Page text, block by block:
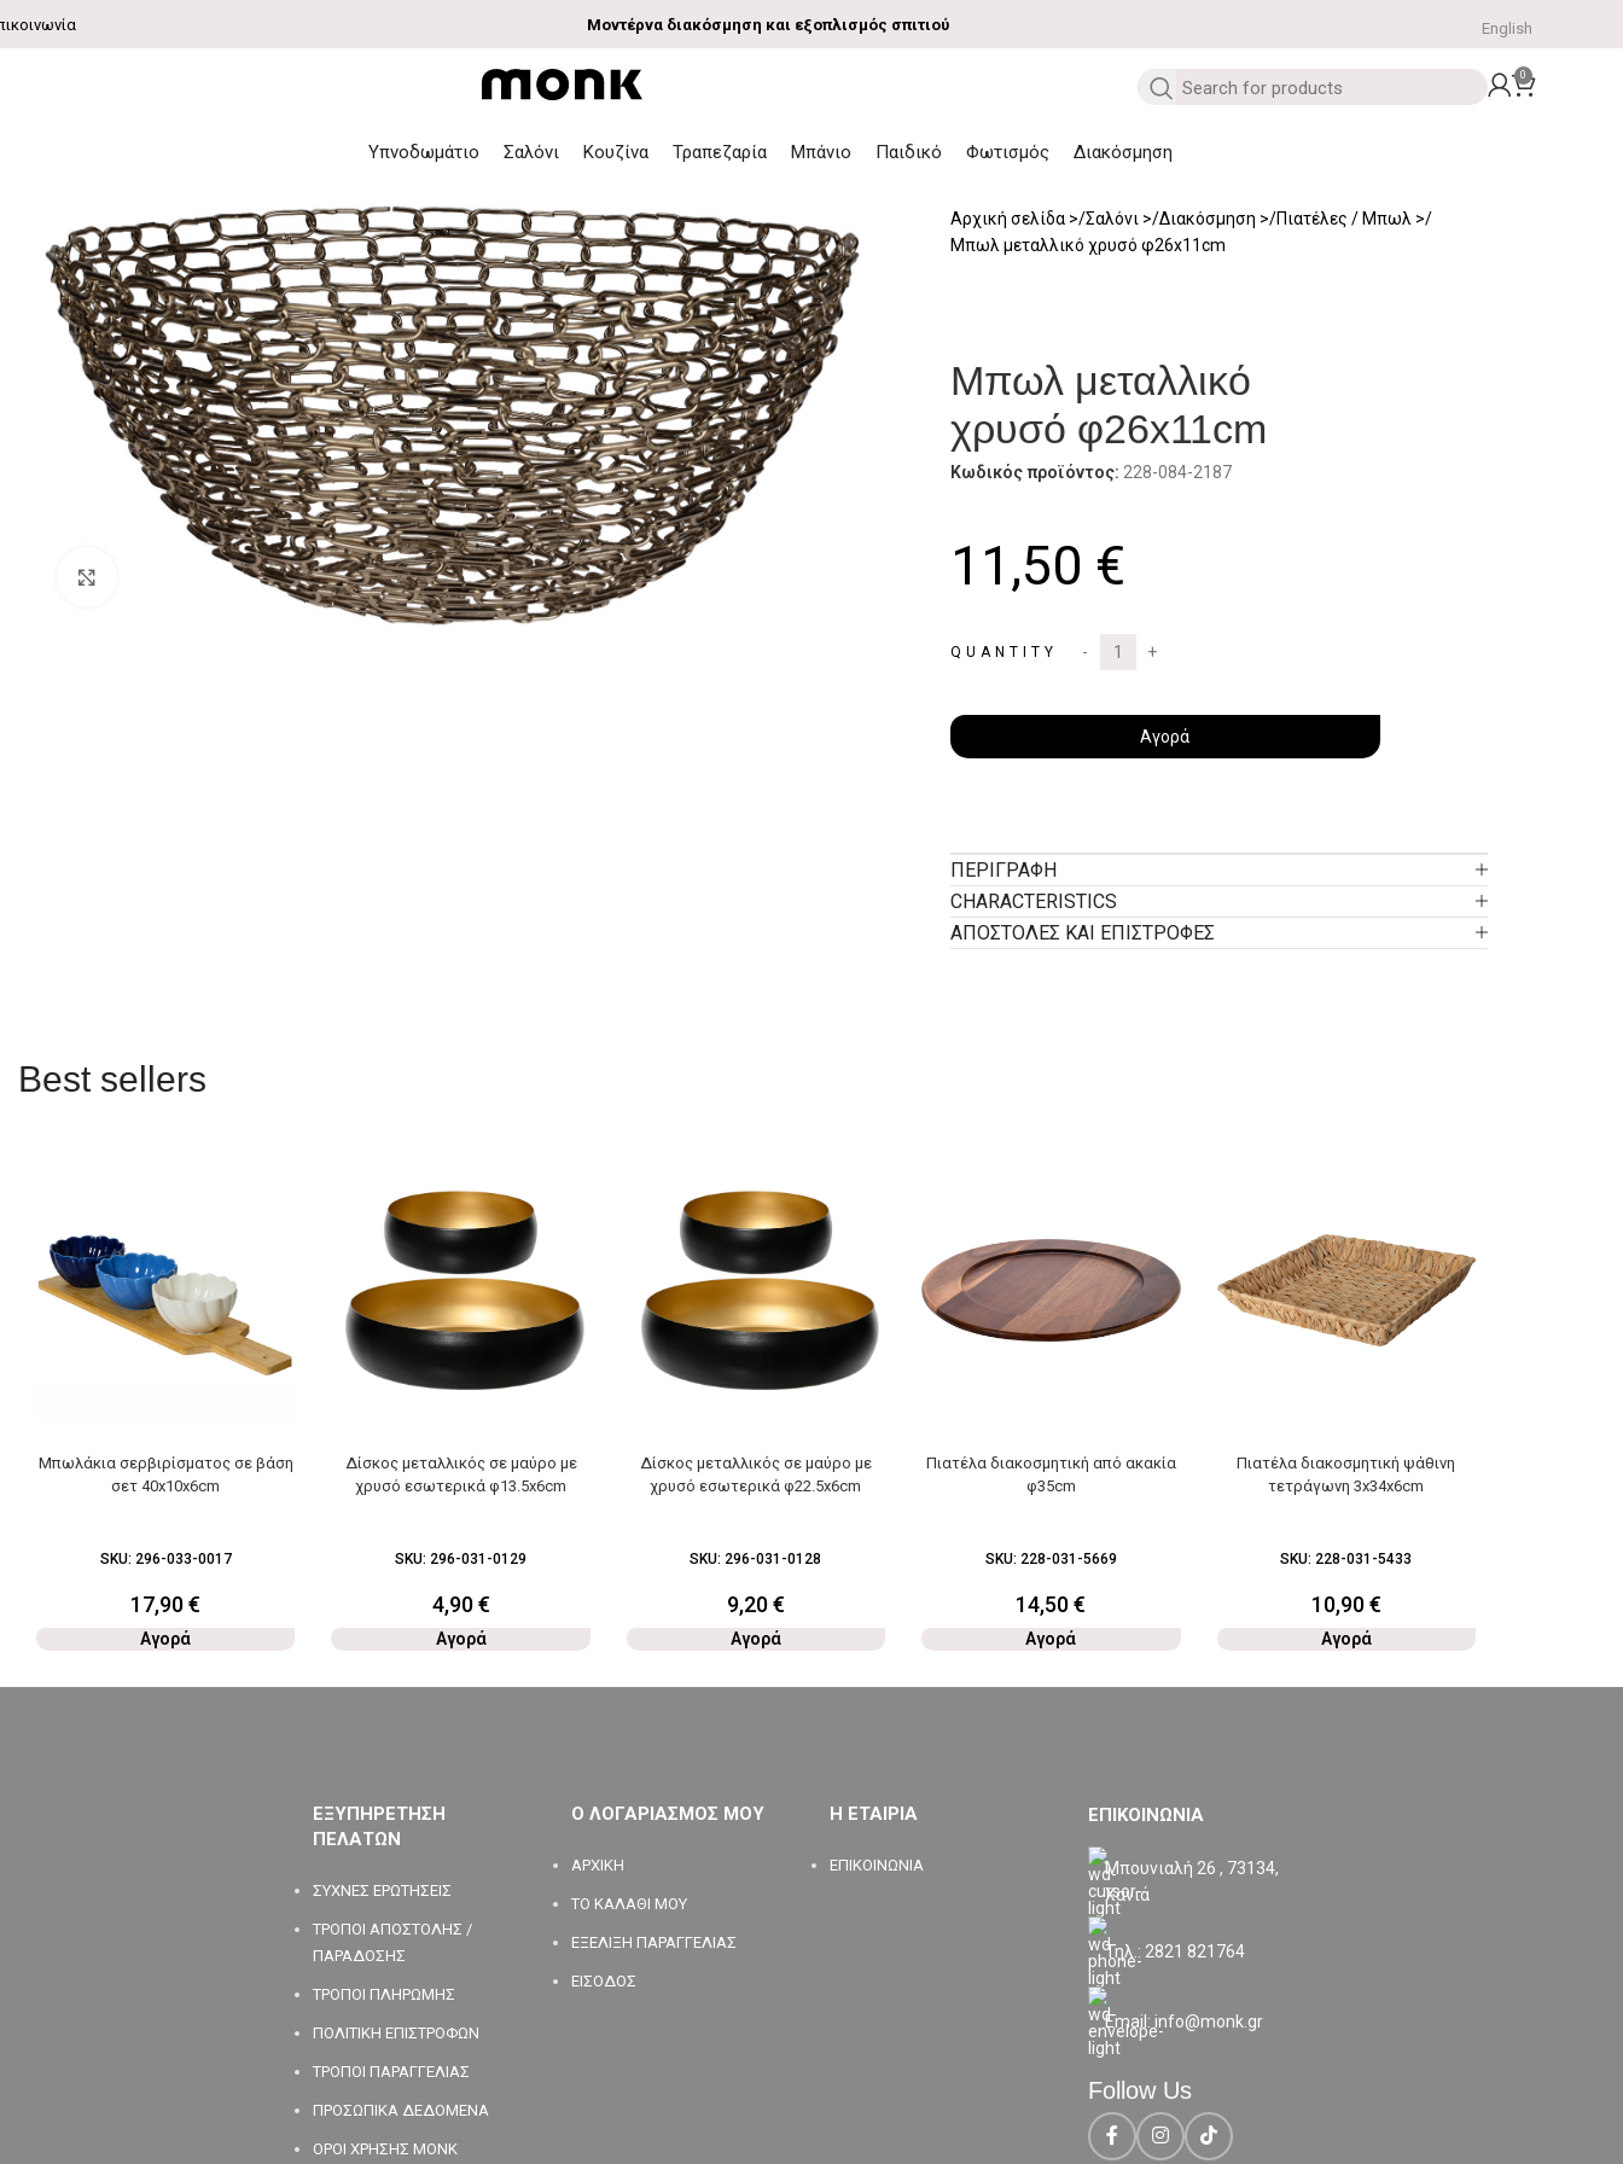
Μοντέρνα διακόσμηση και εξοπλισμός σπιτιού English
0
Υπνοδωμάτιο Σαλόνι Κουζίνα Τραπεζαρία Μπάνιο Παιδικό Φωτισμός Διακόσμηση
Αρχική σελίδα Σαλόνι Διακόσμηση
Πιατέλες / Μπωλ
Μπωλ μεταλλικό χρυσό φ26x11cm
Μπωλ μεταλλικό
χρυσό φ26x11cm
Κωδικός προϊόντος: 228-084-2187
11,50 €
QUANTITY
Αγορά
ΠΕΡΙΓΡΑΦΉ
CHARACTERISTICS
ΑΠΟΣΤΟΛΕΣ ΚΑΙ ΕΠΙΣΤΡΟΦΕΣ
Best sellers
Μπωλάκια σερβιρίσματος σε βάση
σετ 40x10x6cm
SKU: 296-033-0017
17,90€
Αγορά
Δίσκος μεταλλικός σε μαύρο με
χρυσό εσωτερικά φ13.5x6cm
SKU: 296-031-0129
4,90€
Αγορά
Δίσκος μεταλλικός σε μαύρο με
χρυσό εσωτερικά φ22.5x6cm
SKU: 296-031-0128
9,20€
Αγορά
Πιατέλα διακοσμητική από ακακία
φ35cm
SKU: 228-031-5669
14,50€
Αγορά
Πιατέλα διακοσμητική ψάθινη
τετράγωνη 3x34x6cm
SKU: 228-031-5433
10,90€
Αγορά
ΕΞΥΠΗΡΕΤΗΣΗ
ΠΕΛΑΤΩΝ
ΣΥΧΝΕΣ ΕΡΩΤΗΣΕΙΣ
ΤΡΟΠΟΙ ΑΠΟΣΤΟΛΗΣ /
ΠΑΡΑΔΟΣΗΣ
ΤΡΟΠΟΙ ΠΛΗΡΩΜΗΣ
ΠΟΛΙΤΙΚΗ ΕΠΙΣΤΡΟΦΩΝ
ΤΡΟΠΟΙ ΠΑΡΑΓΓΕΛΙΑΣ
ΠΡΟΣΩΠΙΚΑ ΔΕΔΟΜΕΝΑ
ΟΡΟΙ ΧΡΗΣΗΣ MONK
Ο ΛΟΓΑΡΙΑΣΜΟΣ ΜΟΥ
ΑΡΧΙΚΗ
ΤΟ ΚΑΛΑΘΙ ΜΟΥ
ΕΞΕΛΙΞΗ ΠΑΡΑΓΓΕΛΙΑΣ
ΕΙΣΟΔΟΣ
Η ΕΤΑΙΡΙΑ
ΕΠΙΚΟΙΝΩΝΙΑ
ΕΠΙΚΟΙΝΩΝΙΑ
Μπουνιαλή 26 , 73134,
Χανιά
Τηλ.: 2821 821764
Email: info@monk.gr
Follow Us